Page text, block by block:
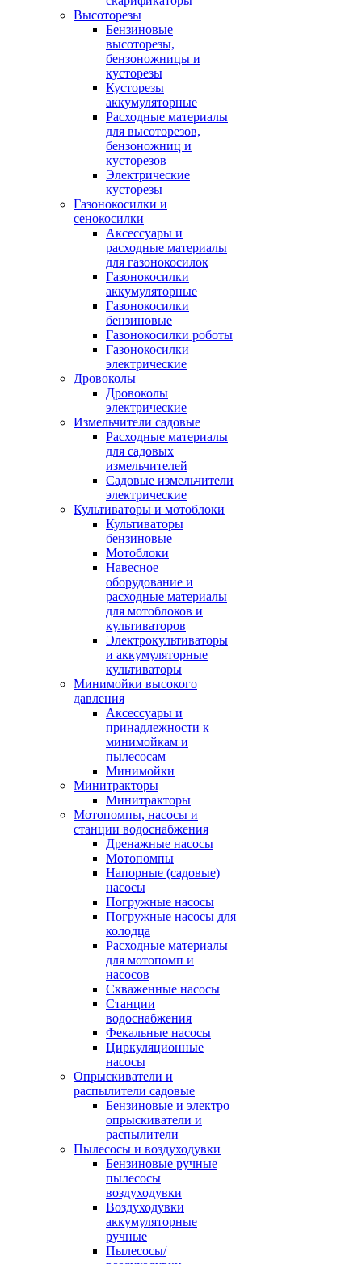
Высоторезы
Бензиновые
высоторезы,
бензоножницы и
кусторезы
Кусторезы
аккумуляторные
Расходные материалы
для высоторезов,
бензоножниц и
кусторезов
Электрические
кусторезы
Газонокосилки и
сенокосилки
Аксессуары и
расходные материалы
для газонокосилок
Газонокосилки
аккумуляторные
Газонокосилки
бензиновые
Газонокосилки роботы
Газонокосилки
электрические
Дровоколы
Дровоколы
электрические
Измельчители садовые
Расходные материалы
для садовых
измельчителей
Садовые измельчители
электрические
Культиваторы и мотоблоки
Культиваторы
бензиновые
Мотоблоки
Навесное
оборудование и
расходные материалы
для мотоблоков и
культиваторов
Электрокультиваторы
и аккумуляторные
культиваторы
Минимойки высокого
давления
Аксессуары и
принадлежности к
минимойкам и
пылесосам
Минимойки
Минитракторы
Минитракторы
Мотопомпы, насосы и
станции водоснабжения
Дренажные насосы
Мотопомпы
Напорные (садовые)
насосы
Погружные насосы
Погружные насосы для
колодца
Расходные материалы
для мотопомп и
насосов
Скваженные насосы
Станции
водоснабжения
Фекальные насосы
Циркуляционные
насосы
Опрыскиватели и
распылители садовые
Бензиновые и электро
опрыскиватели и
распылители
Пылесосы и воздуходувки
Бензиновые ручные
пылесосы
воздуходувки
Воздуходувки
аккумуляторные
ручные
Пылесосы/